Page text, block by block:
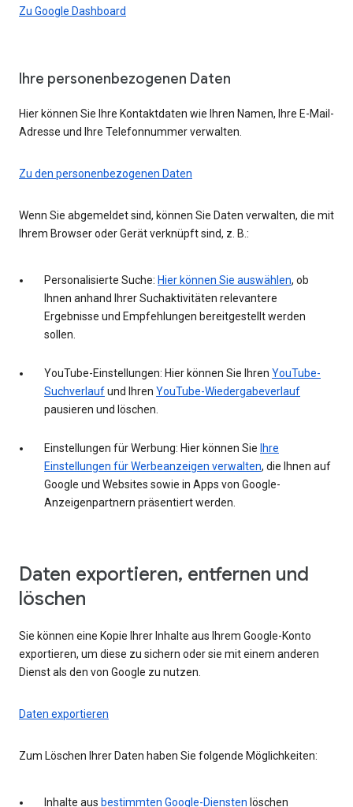
Zu Google Dashboard
Ihre personenbezogenen Daten
Hier können Sie Ihre Kontaktdaten wie Ihren Namen, Ihre E-Mail-
Adresse und Ihre Telefonnummer verwalten.
Zu den personenbezogenen Daten
Wenn Sie abgemeldet sind, können Sie Daten verwalten, die mit
Ihrem Browser oder Gerät verknüpft sind, z. B.:
Personalisierte Suche: Hier können Sie auswählen, ob
Ihnen anhand Ihrer Suchaktivitäten relevantere
Ergebnisse und Empfehlungen bereitgestellt werden
sollen.
YouTube-Einstellungen: Hier können Sie Ihren YouTube-
Suchverlaufund Ihren YouTube-Wiedergabeverlauf
pausieren und löschen.
Einstellungen für Werbung: Hier können Sie Ihre
Einstellungen für Werbeanzeigen verwalten, die Ihnen auf
Google und Websites sowie in Apps von Google-
Anzeigenpartnern präsentiert werden.
Daten exportieren, entfernen und
löschen
Sie können eine Kopie Ihrer Inhalte aus Ihrem Google-Konto
exportieren, um diese zu sichern oder sie mit einem anderen
Dienst als den von Google zu nutzen.
Daten exportieren
Zum Löschen Ihrer Daten haben Sie folgende Möglichkeiten:
Inhalte aus bestimmten Google-Diensten löschen